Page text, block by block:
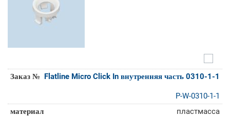
Flatline Micro Click In внутренняя часть 0310-1-1
P-W-0310-1-1
пластмасса